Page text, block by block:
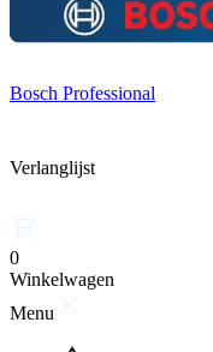
Bosch Professional
Verlanglijst
0
Winkelwagen
Menu